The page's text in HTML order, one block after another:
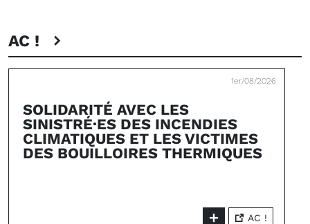
AC !
1er/08/2026
SOLIDARITÉ AVEC LES
SINISTRÉ·ES DES INCENDIES
CLIMATIQUES ET LES VICTIMES
DES BOUILLOIRES THERMIQUES
AC !